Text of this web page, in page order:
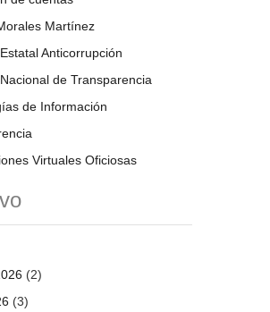
Martínez
Anticorrupción
de Transparencia
de Información
Virtuales Oficiosas
(2)
(3)